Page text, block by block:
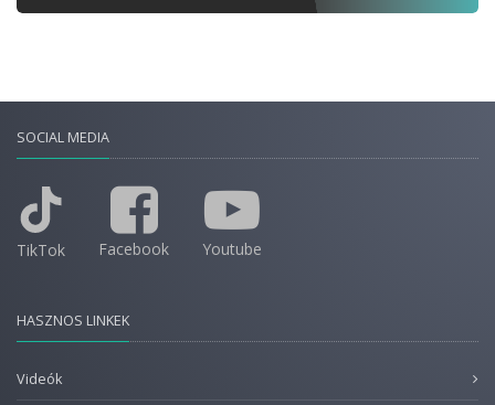
SOCIAL MEDIA
TikTok Facebook Youtube
HASZNOS LINKEK
Videók